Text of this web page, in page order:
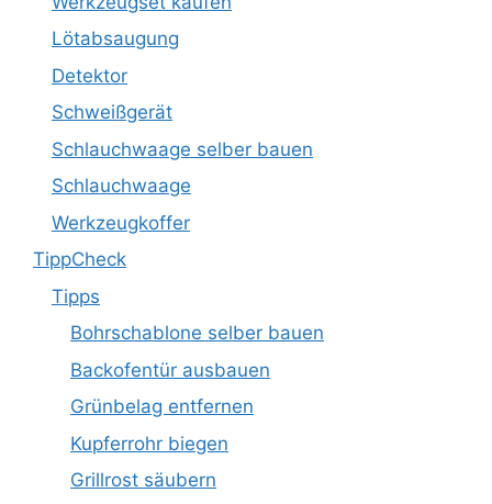
Lötabsaugung
Detektor
Schweißgerät
Schlauchwaage selber bauen
Schlauchwaage
Werkzeugkoffer
TippCheck
Tipps
Bohrschablone selber bauen
Backofentür ausbauen
Grünbelag entfernen
Kupferrohr biegen
Grillrost säubern